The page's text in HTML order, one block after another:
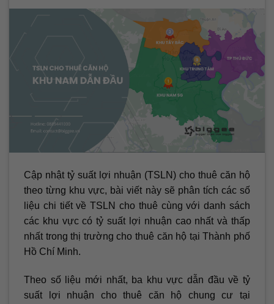
Cập nhật tỷ suất lợi nhuận (TSLN) cho thuê căn hộ
theo từng khu vực, bài viết này sẽ phân tích các số
liệu chi tiết về TSLN cho thuê cùng với danh sách
các khu vực có tỷ suất lợi nhuận cao nhất và thấp
nhất trong thị trường cho thuê căn hộ tại Thành phố
Hồ Chí Minh.
Theo số liệu mới nhất, ba khu vực dẫn đầu về tỷ
suất lợi nhuận cho thuê căn hộ chung cư tại